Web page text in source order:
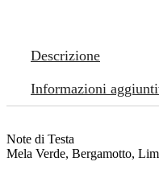
Descrizione
Informazioni
Note di Testa
Mela Verde, Bergamotto,